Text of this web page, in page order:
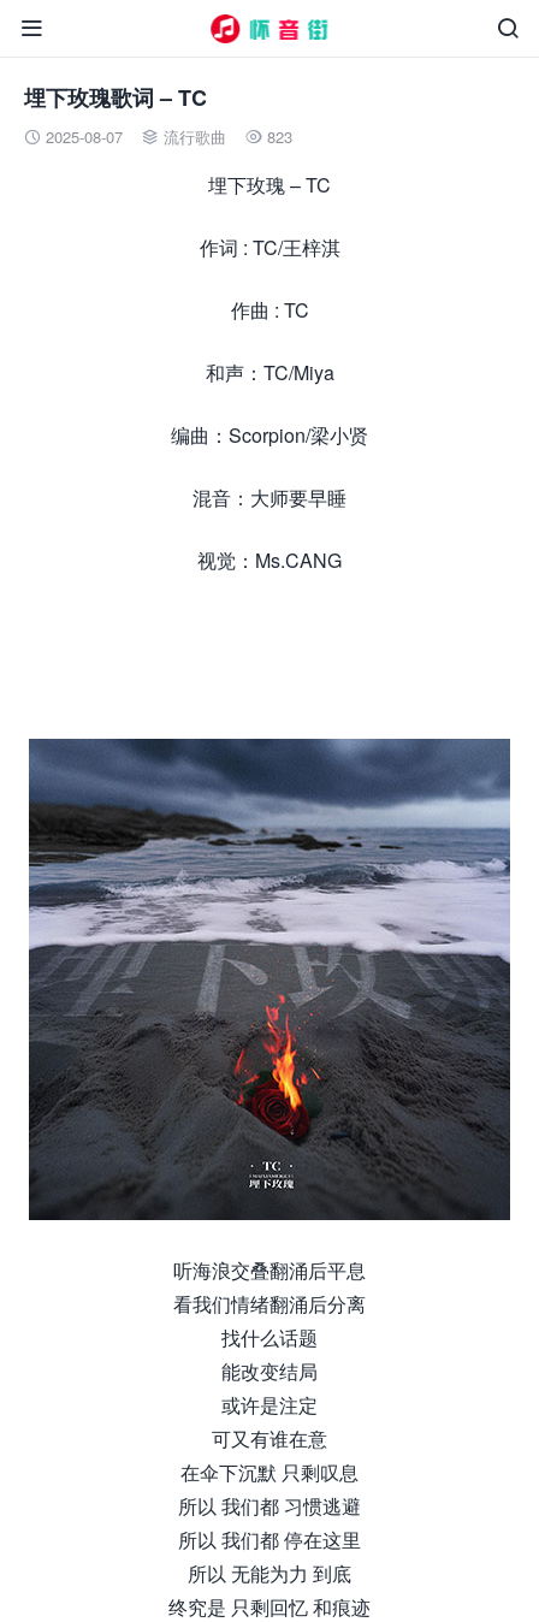


埋下玫瑰歌词 – TC
 2025-08-07  流行歌曲  823
埋下玫瑰 – TC
作词 : TC/王梓淇
作曲 : TC
和声：TC/Miya
编曲：Scorpion/梁⼩贤
混⾳：⼤师要早睡
视觉：Ms.CANG
听海浪交叠翻涌后平息
看我们情绪翻涌后分离
找什么话题
能改变结局
或许是注定
可⼜有谁在意
在伞下沉默 只剩叹息
所以 我们都 习惯逃避
所以 我们都 停在这⾥
所以 ⽆能为⼒ 到底
终究是 只剩回忆 和痕迹